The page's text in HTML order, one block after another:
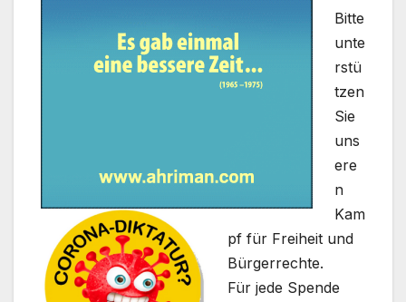
Bitte
unte
rstü
tzen
Sie
uns
ere
n
Kam
pf für Freiheit und
Bürgerrechte.
Für jede Spende